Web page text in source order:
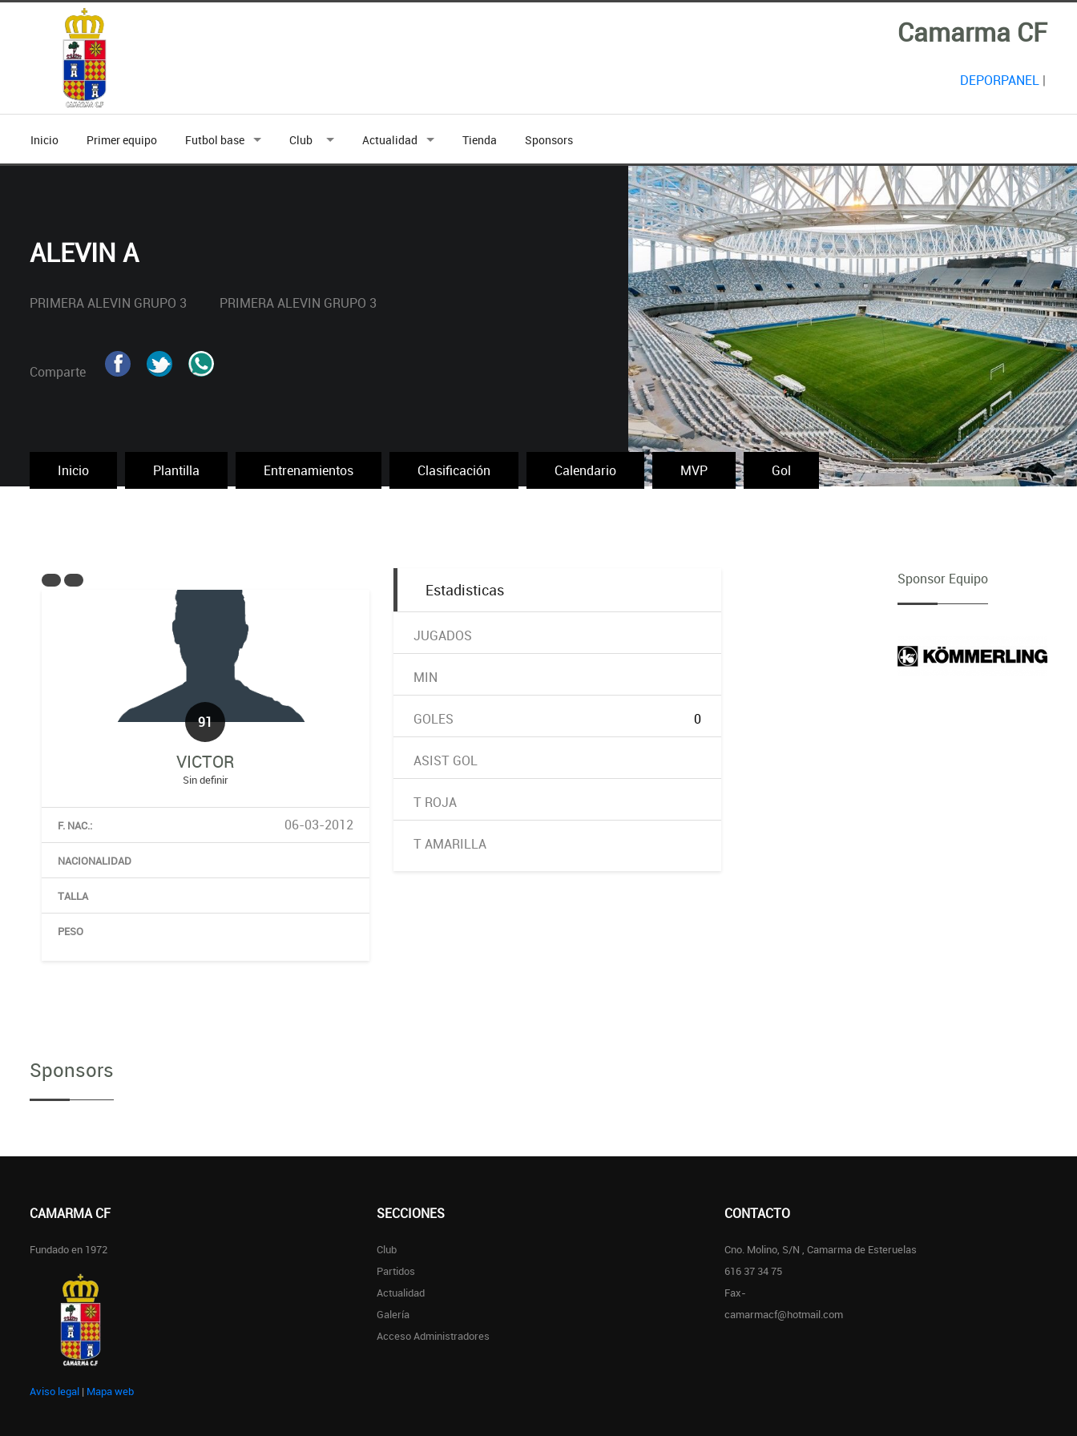
Camarma CF
DEPORPANEL|
Inicio Primer equipo Futbol base Club Actualidad Tienda Sponsors
ALEVIN A
PRIMERA ALEVIN GRUPO 3 PRIMERA ALEVIN GRUPO 3
Comparte
Inicio Plantilla Entrenamientos Clasificación Calendario MVP Gol
91
VICTOR
Sin definir
F. NAC.: 06-03-2012
NACIONALIDAD
TALLA
PESO
Estadisticas
JUGADOS
MIN
GOLES 0
ASIST GOL
T ROJA
T AMARILLA
Sponsor Equipo
Sponsors
CAMARMA CF
Fundado en 1972
Aviso legal | Mapa web
SECCIONES
Club
Partidos
Actualidad
Galería
Acceso Administradores
CONTACTO
Cno. Molino, S/N , Camarma de Esteruelas
616 37 34 75
Fax-
camarmacf@hotmail.com